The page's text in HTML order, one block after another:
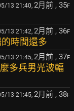
13 21:40, 2月前 , 35F
13 21:42, 2月前 , 36F
時間還多
13 21:45, 2月前 , 37F
多兵男光波輻
13 21:45, 2月前 , 38F